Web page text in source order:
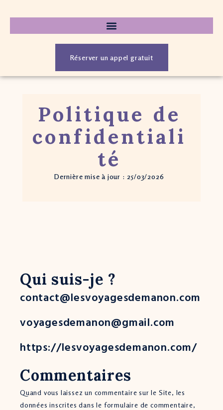
Réserver un appel gratuit
Politique de
confidentiali
té
Dernière mise à jour : 25/03/2026
Qui suis-je ?
contact@lesvoyagesdemanon.com
voyagesdemanon@gmail.com
https://lesvoyagesdemanon.com/
Commentaires
Quand vous laissez un commentaire sur le Site, les
données inscrites dans le formulaire de commentaire,